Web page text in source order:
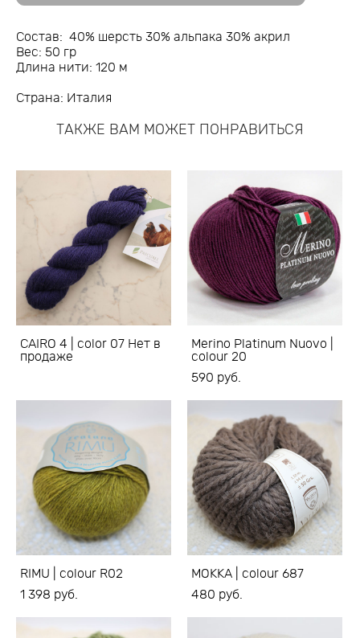
Состав: 40% шерсть 30% альпака 30% акрил
Вес: 50 гр
Длина нити: 120 м
Страна: Италия
ТАКЖЕ ВАМ МОЖЕТ ПОНРАВИТЬСЯ
CAIRO 4 | color 07 Нет в
продаже
Merino Platinum Nuovo |
colour 20
590 pуб.
RIMU | colour R02
1 398 pуб.
MOKKA | colour 687
480 pуб.